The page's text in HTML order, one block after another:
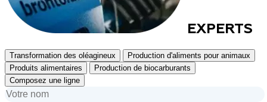
EXPERTS
Transformation des oléagineux
Production d'aliments pour animaux
Produits alimentaires
Production de biocarburants
Composez une ligne